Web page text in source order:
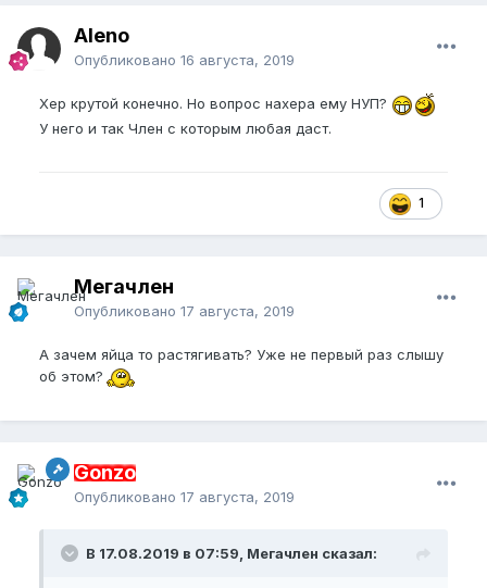
Aleno
Опубликовано 16 августа, 2019
Хер крутой конечно. Но вопрос нахера ему НУП?
У него и так Член с которым любая даст.
1
Мегачлен
Опубликовано 17 августа, 2019
А зачем яйца то растягивать? Уже не первый раз слышу
об этом?
Gonzo
Опубликовано 17 августа, 2019
В 17.08.2019 в 07:59, Мегачлен сказал: